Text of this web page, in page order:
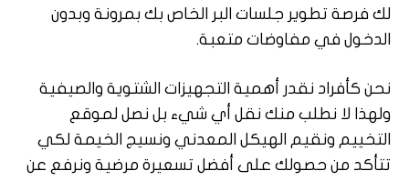
لك فرصة تطوير جلسات البر الخاص بك بمرونة وبدون
الدخول في مفاوضات متعبة.
نحن كأفراد نقدر أهمية التجهيزات الشتوية والصيفية
ولهذا لا نطلب منك نقل أي شيء بل نصل لموقع
التخييم ونقيم الهيكل المعدني ونسيج الخيمة لكي
تتأكد من حصولك على أفضل تسعيرة مرضية ونرفع عن